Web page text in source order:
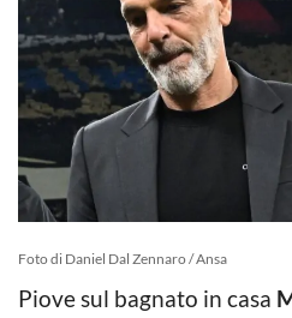
Foto di Daniel Dal Zennaro / Ansa
Piove sul bagnato in casa